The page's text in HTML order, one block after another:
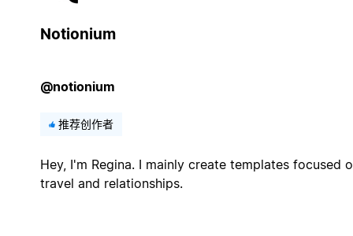
Notionium
@notionium
推荐创作者
Hey, I'm Regina. I mainly create templates focused
travel and relationships.